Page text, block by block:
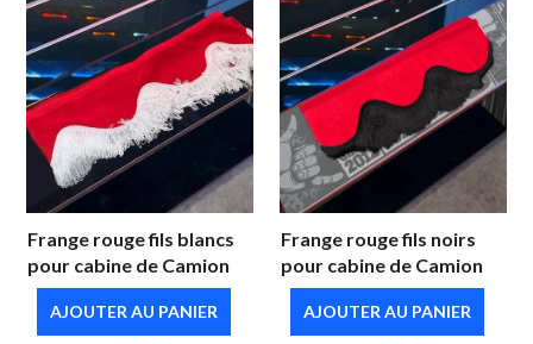
Frange rouge fils blancs
pour cabine de Camion
AJOUTER AU PANIER
Frange rouge fils noirs
pour cabine de Camion
AJOUTER AU PANIER